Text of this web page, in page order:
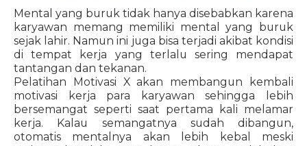
Mental yang buruk tidak hanya disebabkan karena
karyawan memang memiliki mental yang buruk
sejak lahir. Namun ini juga bisa terjadi akibat kondisi
di tempat kerja yang terlalu sering mendapat
tantangan dan tekanan.
Pelatihan Motivasi X akan membangun kembali
motivasi kerja para karyawan sehingga lebih
bersemangat seperti saat pertama kali melamar
kerja. Kalau semangatnya sudah dibangun,
otomatis mentalnya akan lebih kebal meski